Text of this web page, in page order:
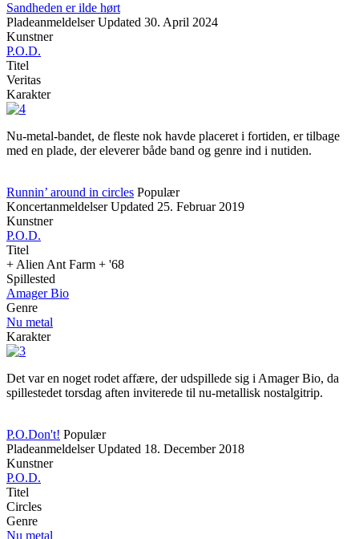
Sandheden er ilde hørt
Pladeanmeldelser Updated 30. April 2024
Kunstner
P.O.D.
Titel
Veritas
Karakter
Nu-metal-bandet, de fleste nok havde placeret i fortiden, er tilbage
med en plade, der eleverer både band og genre ind i nutiden.
Runnin’ around in circles Populær
Koncertanmeldelser Updated 25. Februar 2019
Kunstner
P.O.D.
Titel
+ Alien Ant Farm + '68
Spillested
Amager Bio
Genre
Nu metal
Karakter
Det var en noget rodet affære, der udspillede sig i Amager Bio, da
spillestedet torsdag aften inviterede til nu-metallisk nostalgitrip.
P.O.Don't! Populær
Pladeanmeldelser Updated 18. December 2018
Kunstner
P.O.D.
Titel
Circles
Genre
Nu metal